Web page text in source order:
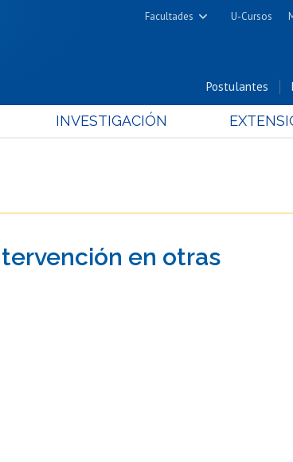
Facultades
Cs. Físicas y Matemáticas
Cs. Químicas y Farmacéuticas
Estudios Avanzados en Educación
U-Cursos
Postulantes
INVESTIGACIÓN
en otras